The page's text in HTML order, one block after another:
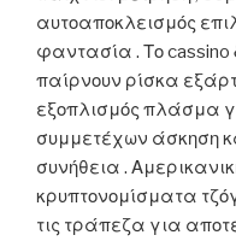
αυτοαποκλεισμός
φαντασία . Το cassino
παίρνουν ρίσκα
εξοπλισμός πλάσμα
συμμετέχων άσκηση
συνήθεια .
κρυπτονομίσματα
τις τράπεζα για